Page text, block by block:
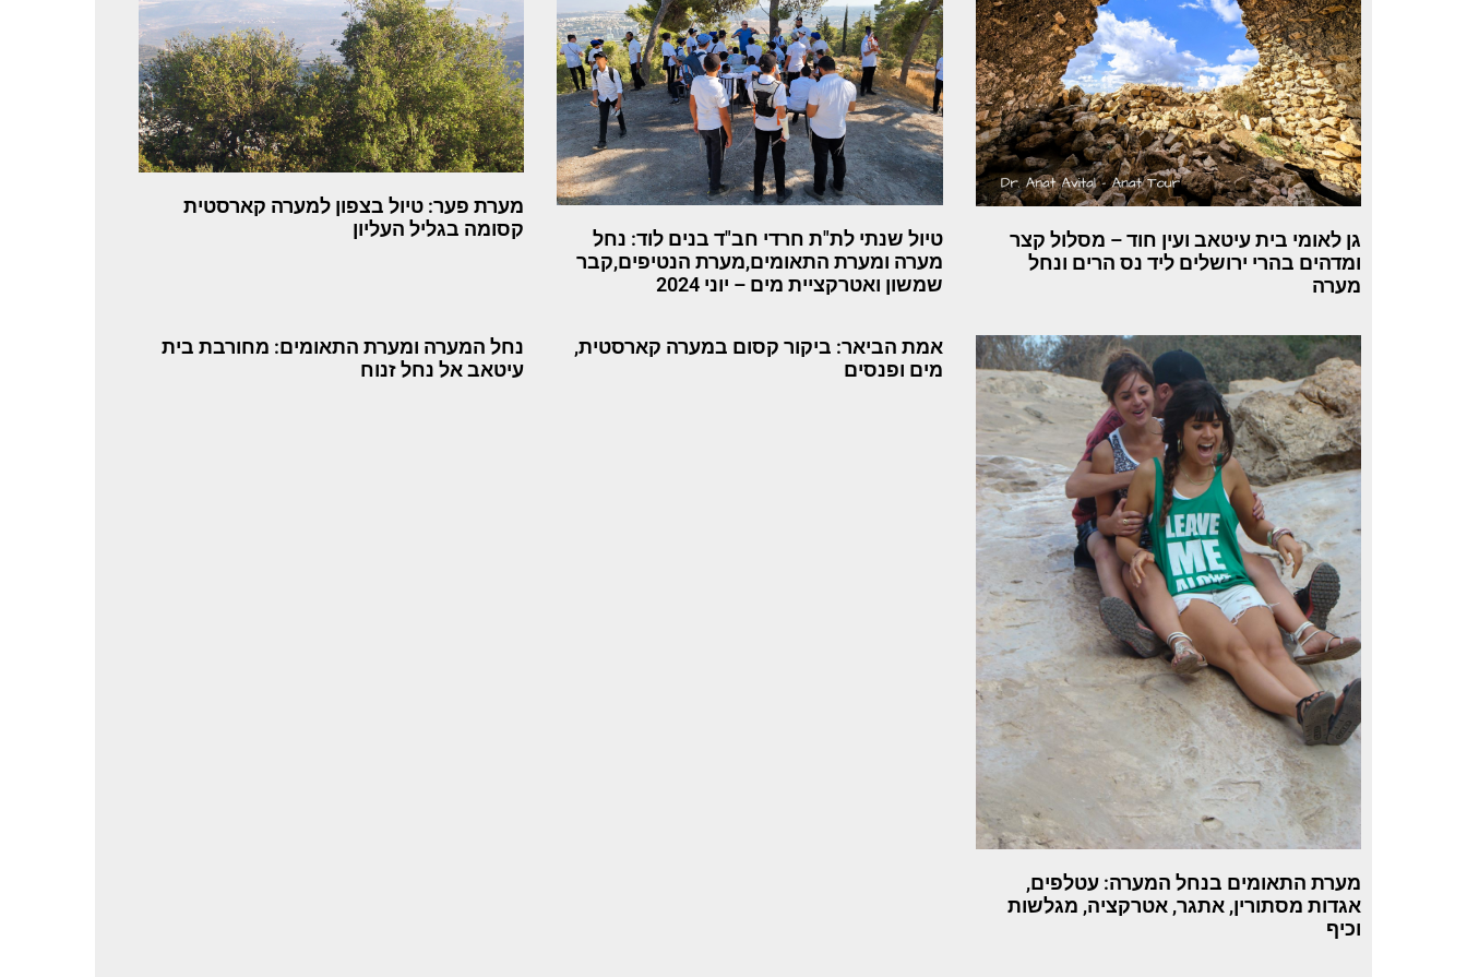
גן לאומי בית עיטאב ועין חוד – מסלול קצר
ומדהים בהרי ירושלים ליד נס הרים ונחל
מערה
טיול שנתי לת"ת חרדי חב"ד בנים לוד: נחל
מערה ומערת התאומים,מערת הנטיפים,קבר
שמשון ואטרקציית מים – יוני 2024
מערת פער: טיול בצפון למערה קארסטית
קסומה בגליל העליון
מערת התאומים בנחל המערה: עטלפים,
אגדות מסתורין, אתגר, אטרקציה, מגלשות
וכיף
אמת הביאר: ביקור קסום במערה קארסטית,
מים ופנסים
נחל המערה ומערת התאומים: מחורבת בית
עיטאב אל נחל זנוח